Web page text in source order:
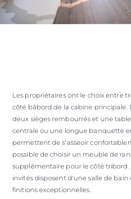
Les propriétaires ont le choix entre
côté bâbord de la cabine principale.
deux sièges rembourrés et une
centrale ou une longue banquette
permettent de s'asseoir
possible de choisir un meuble de
supplémentaire pour le côté tribord.
invités disposent d'une salle de bain
finitions exceptionnelles.